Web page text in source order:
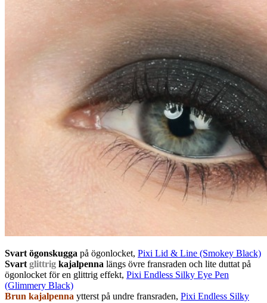
Svart ögonskugga på ögonlocket, Pixi Lid & Line (Smokey Black)
Svart glittrig kajalpenna längs övre fransraden och lite duttat på
ögonlocket för en glittrig effekt, Pixi Endless Silky Eye Pen
(Glimmery Black)
Brun kajalpenna ytterst på undre fransraden, Pixi Endless Silky